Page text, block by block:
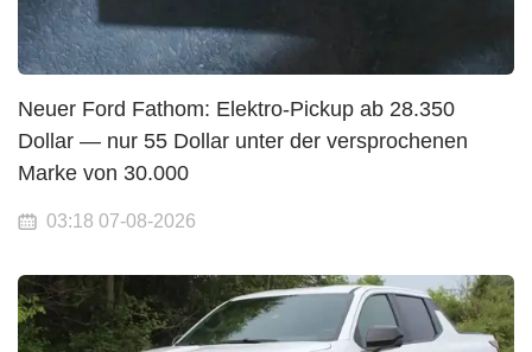
Neuer Ford Fathom: Elektro-Pickup ab 28.350
Dollar — nur 55 Dollar unter der versprochenen
Marke von 30.000
03:18 07-08-2026